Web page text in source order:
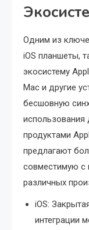
Одним из
iOS планшеты,
экосистему
Mac и другие
бесшовную
использования
продуктами
предлагают
совместимую с
различных
iOS:
интеграции